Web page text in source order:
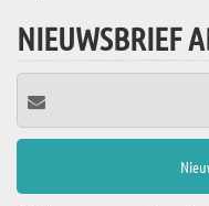
NIEUWSBRIEF